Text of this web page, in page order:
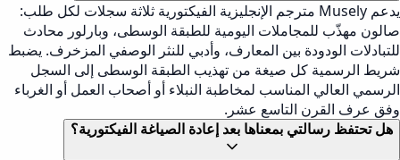
يدعم Musely مترجم الإنجليزية الفيكتورية ثلاثة سجلات لكل طلب:
صالون مهذّب للمجاملات اليومية للطبقة الوسطى، وبارلور محادث
للتبادلات الودودة بين المعارف، وأدبي للنثر الوصفي المزخرف. يضبط
شريط الرسمية كل صيغة من تهذيب الطبقة الوسطى إلى السجل
الرسمي العالي المناسب لمخاطبة النبلاء أو أصحاب العمل أو الغرباء
وفق عرف القرن التاسع عشر.
هل تحتفظ رسالتي بمعناها بعد إعادة الصياغة الفيكتورية؟